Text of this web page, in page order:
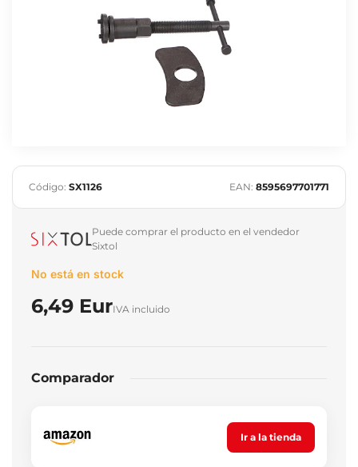
Código: SX1126 EAN: 8595697701771
Puede comprar el producto en el vendedor
Sixtol
No está en stock
6,49 EurIVA incluido
Comparador
Ir a la tienda